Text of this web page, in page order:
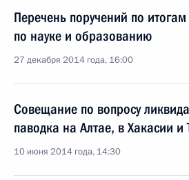
Перечень поручений по
по науке и образованию
27 декабря 2014 года, 16:00
Совещание по вопросу
паводка на Алтае, в Хакасии и
10 июня 2014 года, 14:30